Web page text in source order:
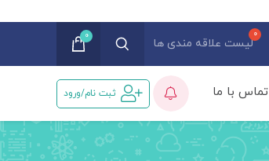
لیست علاقه مندی ها
0
تماس با ما ثبت نام/ورود